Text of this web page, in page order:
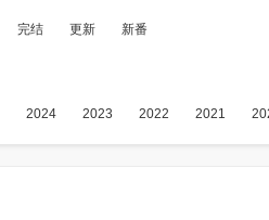
完结 更新 新番
2024 2023 2022 2021